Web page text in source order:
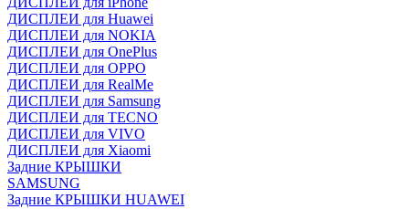
ДИСПЛЕИ для Huawei
ДИСПЛЕИ для NOKIA
ДИСПЛЕИ для OnePlus
ДИСПЛЕИ для OPPO
ДИСПЛЕИ для RealMe
ДИСПЛЕИ для Samsung
ДИСПЛЕИ для TECNO
ДИСПЛЕИ для VIVO
ДИСПЛЕИ для Xiaomi
Задние КРЫШКИ
SAMSUNG
Задние КРЫШКИ HUAWEI